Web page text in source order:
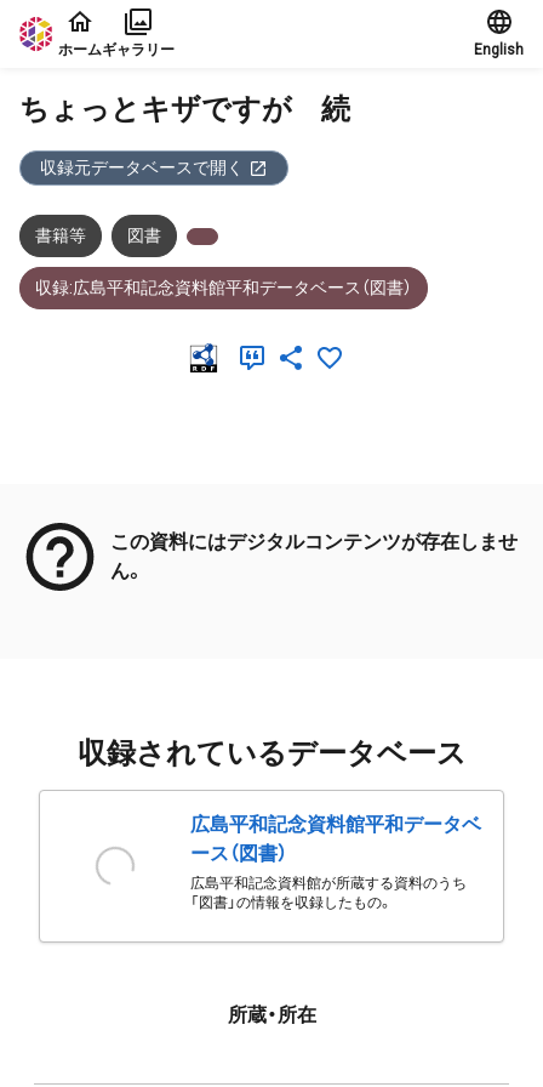
本文に飛ぶ
ホームギャラリー English
ちょっとキザですが 続
収録元データベースで開く
書籍等 図書
収録:広島平和記念資料館平和データベース（図書）
この資料にはデジタルコンテンツが存在しませ
ん。
収録されているデータベース
広島平和記念資料館平和データベ
ース（図書）
広島平和記念資料館が所蔵する資料のうち
「図書」の情報を収録したもの。
所蔵・所在